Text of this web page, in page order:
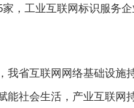
家，工业互联网标识服务
我省互联网网络基础设施
能社会生活，产业互联网